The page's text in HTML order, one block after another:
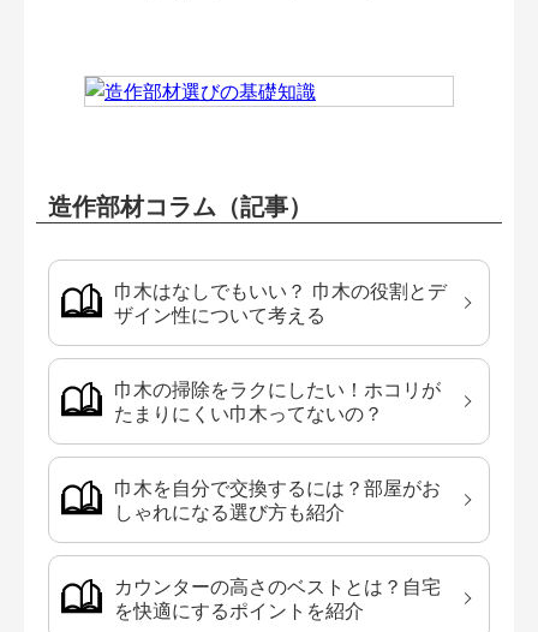
造作部材コラム（記事）
巾木はなしでもいい？ 巾木の役割とデ
ザイン性について考える
巾木の掃除をラクにしたい！ホコリが
たまりにくい巾木ってないの？
巾木を自分で交換するには？部屋がお
しゃれになる選び方も紹介
カウンターの高さのベストとは？自宅
を快適にするポイントを紹介